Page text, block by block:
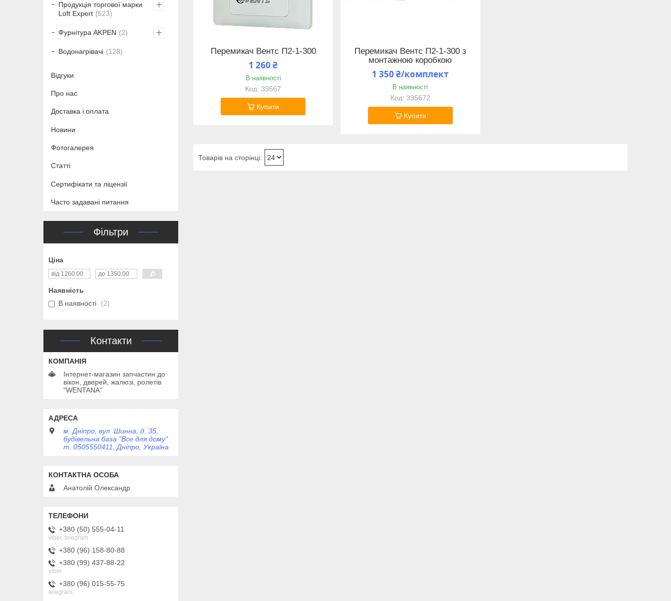
Перемикач Вентс П2-1-300
1 260 ₴
В наявності
39567
Купити
Перемикач Вентс П2-1-300 з
монтажною коробкою
1 350 ₴/комплект
В наявності
395672
Купити
Продукція торгової марки
Loft Expert
523
Фурнітура AKPEN 2
Водонагрівачі 128
Відгуки
Про нас
Доставка і оплата
Новини
Фотогалерея
Статті
Сертифікати та ліцензії
Часто задавані питання
Фільтри
Ціна
Наявність
В наявності
2
Контакти
Інтернет-магазин запчастин до
вікон, дверей, жалюзі, ролетів
"WENTANA"
м. Дніпро, вул. Шинна, д. 35,
будівельна база "Все для дому"
т. 0505550411, Дніпро, Україна
Анатолій Олександр
+380 (50) 555-04-11
viber, telegram
+380 (96) 158-80-88
+380 (99) 437-88-22
viber
+380 (96) 015-55-75
telegram